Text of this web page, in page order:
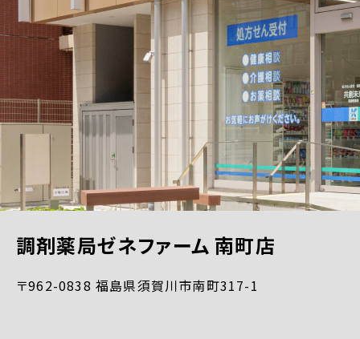
調剤薬局ゼネファーム 南町店
〒962-0838 福島県須賀川市南町317-1